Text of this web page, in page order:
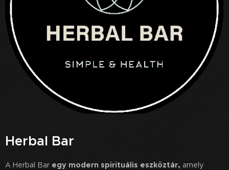
Herbal Bar
A Herbal Bar egy modern spirituális eszköztár, amely